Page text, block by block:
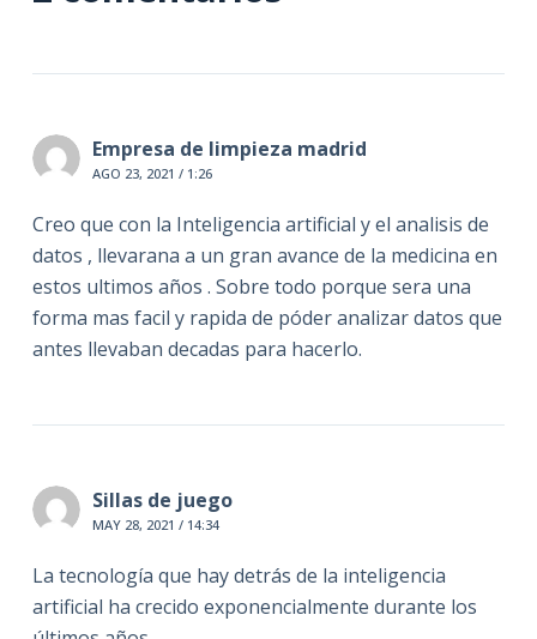
Empresa de limpieza madrid
AGO 23, 2021 / 1:26
Creo que con la Inteligencia artificial y el analisis de
datos , llevarana a un gran avance de la medicina en
estos ultimos años . Sobre todo porque sera una
forma mas facil y rapida de póder analizar datos que
antes llevaban decadas para hacerlo.
Sillas de juego
MAY 28, 2021 / 14:34
La tecnología que hay detrás de la inteligencia
artificial ha crecido exponencialmente durante los